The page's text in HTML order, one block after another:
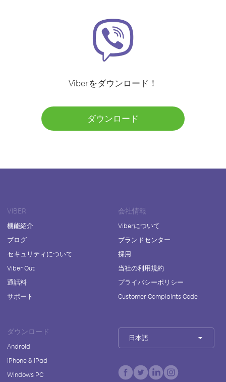
Viberをダウンロード！
ダウンロード
VIBER
機能紹介
ブログ
セキュリティについて
Viber Out
通話料
サポート
会社情報
Viberについて
ブランドセンター
採用
当社の利用規約
プライバシーポリシー
Customer Complaints Code
ダウンロード
Android
iPhone & iPad
Windows PC
日本語